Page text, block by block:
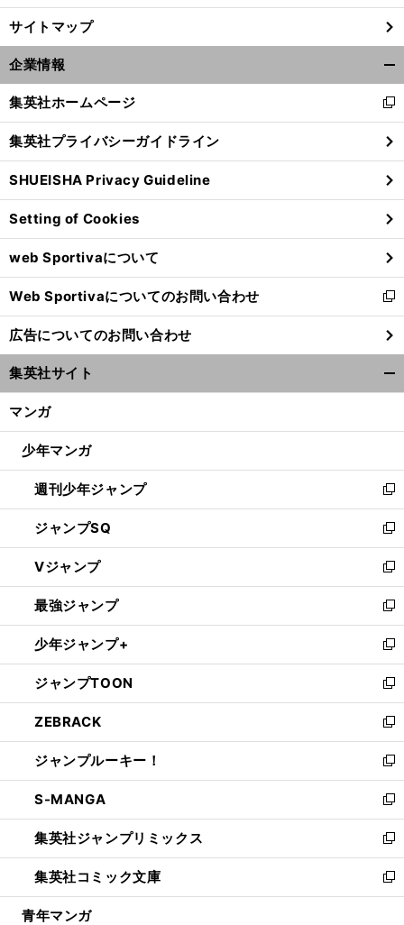
へ
サイトマップ
企業情報
閉
る
集英社ホームページ
新
し
い
ウ
ィ
ン
ド
ウ
で
開
く
集英社プライバシーガイドライン
SHUEISHA Privacy Guideline
Setting of Cookies
web Sportivaについて
Web Sportivaについてのお問い合わせ
新
し
い
ウ
ィ
ン
ウ
開
く
広告についてのお問い合わせ
集英社サイト
マンガ
少年マンガ
週刊少年ジャンプ
新
し
い
ウ
ィ
ン
ド
ウ
で
開
く
ジャンプSQ
新
し
い
ウ
ィ
ン
ド
ウ
で
開
く
Vジャンプ
新
し
い
ウ
ィ
ン
ド
ウ
で
開
く
最強ジャンプ
新
し
い
ウ
ィ
ン
ド
ウ
で
開
く
少年ジャンプ+
新
し
い
ウ
ィ
ン
ド
ウ
で
開
く
ジャンプTOON
新
し
い
ウ
ィ
ン
ド
ウ
で
開
く
ZEBRACK
新
し
い
ウ
ィ
ン
ド
ウ
で
開
ジャンプルーキー！
新
し
い
ウ
ィ
ン
ド
ウ
S-MANGA
新
し
い
ウ
ィ
ン
集英社ジャンプリミックス
新
し
い
ウ
集英社コミック文庫
新
し
青年マンガ